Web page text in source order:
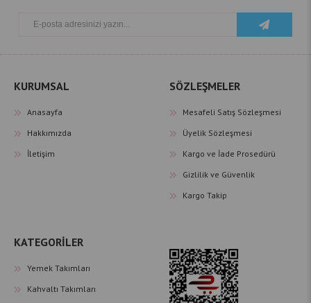
KURUMSAL
Anasayfa
Hakkımızda
İletişim
SÖZLEŞMELER
Mesafeli Satış Sözleşmesi
Üyelik Sözleşmesi
Kargo ve İade Prosedürü
Gizlilik ve Güvenlik
Kargo Takip
KATEGORİLER
Yemek Takımları
Kahvaltı Takımları